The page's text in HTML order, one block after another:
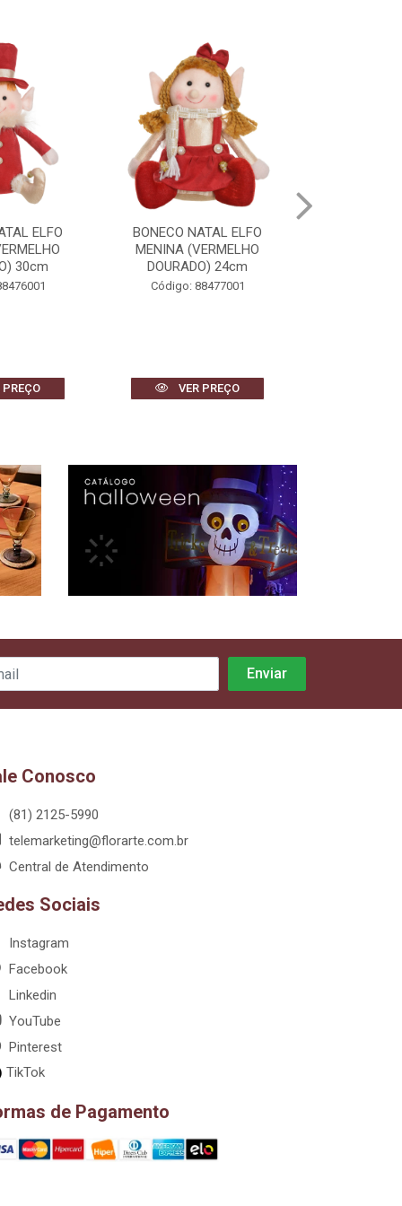
ELFO
24cm
PREÇO
BONECO NATAL PAPAI NOEL
(VERMELHO DOURADO)
38cm
Código: 88491001
VER PREÇO
Conosco
(81) 2125-5990
telemarketing@florarte.com.br
Central de Atendimento
Sociais
Instagram
Facebook
Linkedin
YouTube
Pinterest
TikTok
de Pagamento